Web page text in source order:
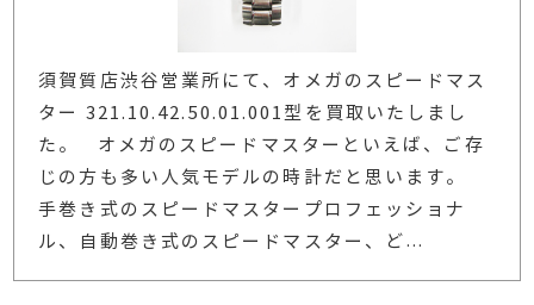
須賀質店渋谷営業所にて、オメガのスピードマス
ター 321.10.42.50.01.001型を買取いたしまし
た。 オメガのスピードマスターといえば、ご存
じの方も多い人気モデルの時計だと思います。
手巻き式のスピードマスタープロフェッショナ
ル、自動巻き式のスピードマスター、ど…